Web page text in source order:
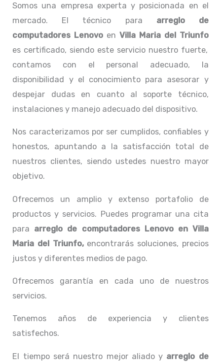
Somos una empresa experta y posicionada en el
mercado. El técnico para arreglo de
computadores Lenovo enVilla Maria del Triunfo
es certificado, siendo este servicio nuestro fuerte,
contamos con el personal adecuado, la
disponibilidad y el conocimiento para asesorar y
despejar dudas en cuanto al soporte técnico,
instalaciones y manejo adecuado del dispositivo.
Nos caracterizamos por ser cumplidos, confiables y
honestos, apuntando a la satisfacción total de
nuestros clientes, siendo ustedes nuestro mayor
objetivo.
Ofrecemos un amplio y extenso portafolio de
productos y servicios. Puedes programar una cita
para arreglo de computadoresLenovoen Villa
Maria del Triunfo, encontrarás soluciones, precios
justos y diferentes medios de pago.
Ofrecemos garantía en cada uno de nuestros
servicios.
Tenemos años de experiencia y clientes
satisfechos.
El tiempo será nuestro mejor aliado y arreglo de